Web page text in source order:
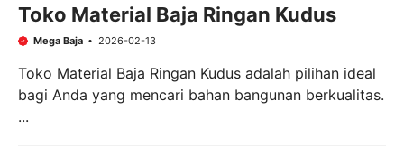
Toko Material Baja Ringan Kudus
Mega Baja 2026-02-13
Toko Material Baja Ringan Kudus adalah pilihan ideal
bagi Anda yang mencari bahan bangunan berkualitas.
...